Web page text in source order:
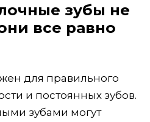
зубы не
все равно
для правильного
и постоянных зубов.
зубами могут